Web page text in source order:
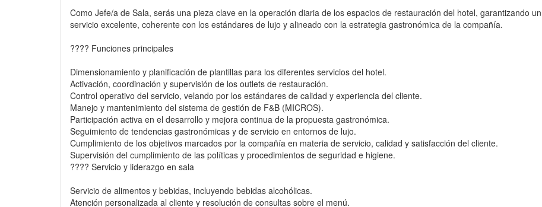
Como Jefe/a de Sala, serás una pieza clave en la operación diaria de los espacios de restauración del hotel, garantizando un
servicio excelente, coherente con los estándares de lujo y alineado con la estrategia gastronómica de la compañía.
???? Funciones principales
Dimensionamiento y planificación de plantillas para los diferentes servicios del hotel.
Activación, coordinación y supervisión de los outlets de restauración.
Control operativo del servicio, velando por los estándares de calidad y experiencia del cliente.
Manejo y mantenimiento del sistema de gestión de F&B (MICROS).
Participación activa en el desarrollo y mejora continua de la propuesta gastronómica.
Seguimiento de tendencias gastronómicas y de servicio en entornos de lujo.
Cumplimiento de los objetivos marcados por la compañía en materia de servicio, calidad y satisfacción del cliente.
Supervisión del cumplimiento de las políticas y procedimientos de seguridad e higiene.
????️ Servicio y liderazgo en sala
Servicio de alimentos y bebidas, incluyendo bebidas alcohólicas.
Atención personalizada al cliente y resolución de consultas sobre el menú.